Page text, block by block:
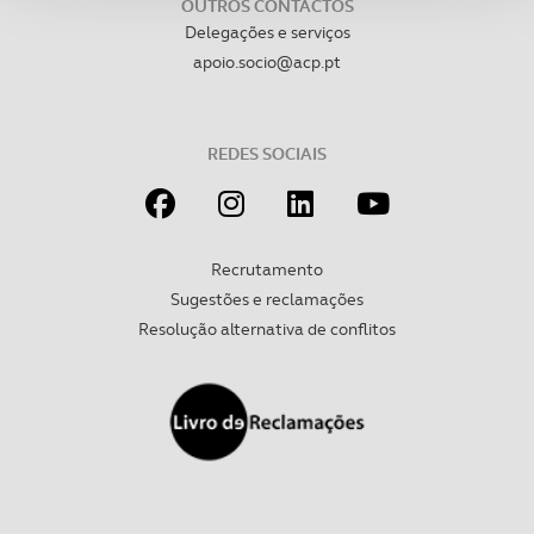
Adicionalmente partilhamos informação, relativa à sua
dados pessoais serão realizadas apenas com o seu
consentimento e quando tal se afigure estritamente
Realçamos que o bloqueio de certo tipo de Cookies e
tecnologias similares pode ter impacto na sua
Consulte a política de cookies do site.
OUTROS CONTACTOS
Delegações e serviços
apoio.socio@acp.pt
REDES SOCIAIS
Recrutamento
Sugestões e reclamações
Resolução alternativa de conflitos